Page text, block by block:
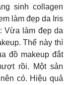
sinh collagen
làm đẹp da Iris
Vừa làm đẹp da
Thế này thì
đồ makeup đắt
rồi. Một sản
có. Hiệu quả